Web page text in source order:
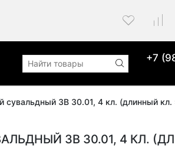
+7
сувальдный ЗВ 30.01, 4 кл. (длинный
ЗВ 30.01, 4 КЛ.